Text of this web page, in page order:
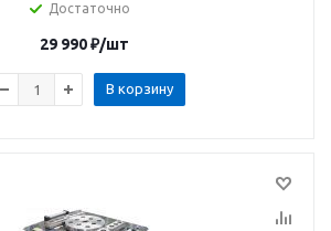
Достаточно
29 990₽/шт
В корзину